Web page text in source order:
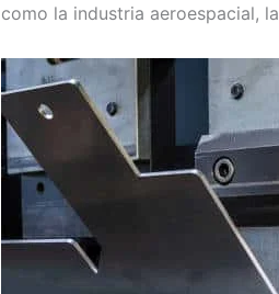
como la industria aeroespacial,